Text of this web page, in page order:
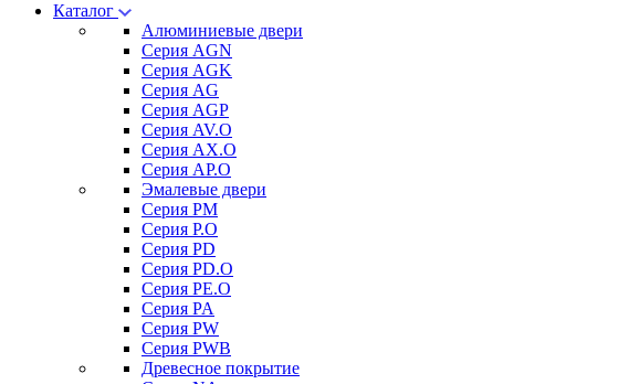
Каталог
Алюминиевые двери
Серия AGN
Серия AGK
Серия AG
Серия AGP
Серия AV.O
Серия AX.O
Серия AP.O
Эмалевые двери
Серия PM
Серия P.O
Серия PD
Серия PD.O
Серия PE.O
Серия PA
Серия PW
Серия PWB
Древесное покрытие